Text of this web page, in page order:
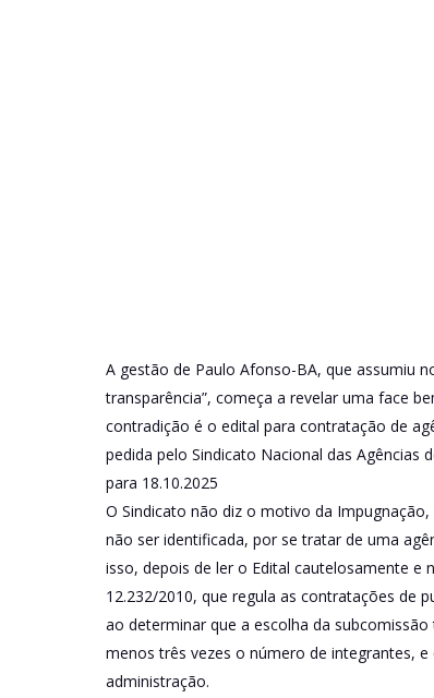
A gestão de Paulo Afonso-BA, que assumiu
transparência”, começa a revelar uma face
contradição é o edital para contratação de
pedida pelo Sindicato Nacional das Agências
para 18.10.2025
O Sindicato não diz o motivo da
não ser identificada, por se tratar de uma
isso, depois de ler o Edital cautelosamente e
12.232/2010, que regula as contratações de
ao determinar que a escolha da
menos três vezes o número de integrantes,
administração.